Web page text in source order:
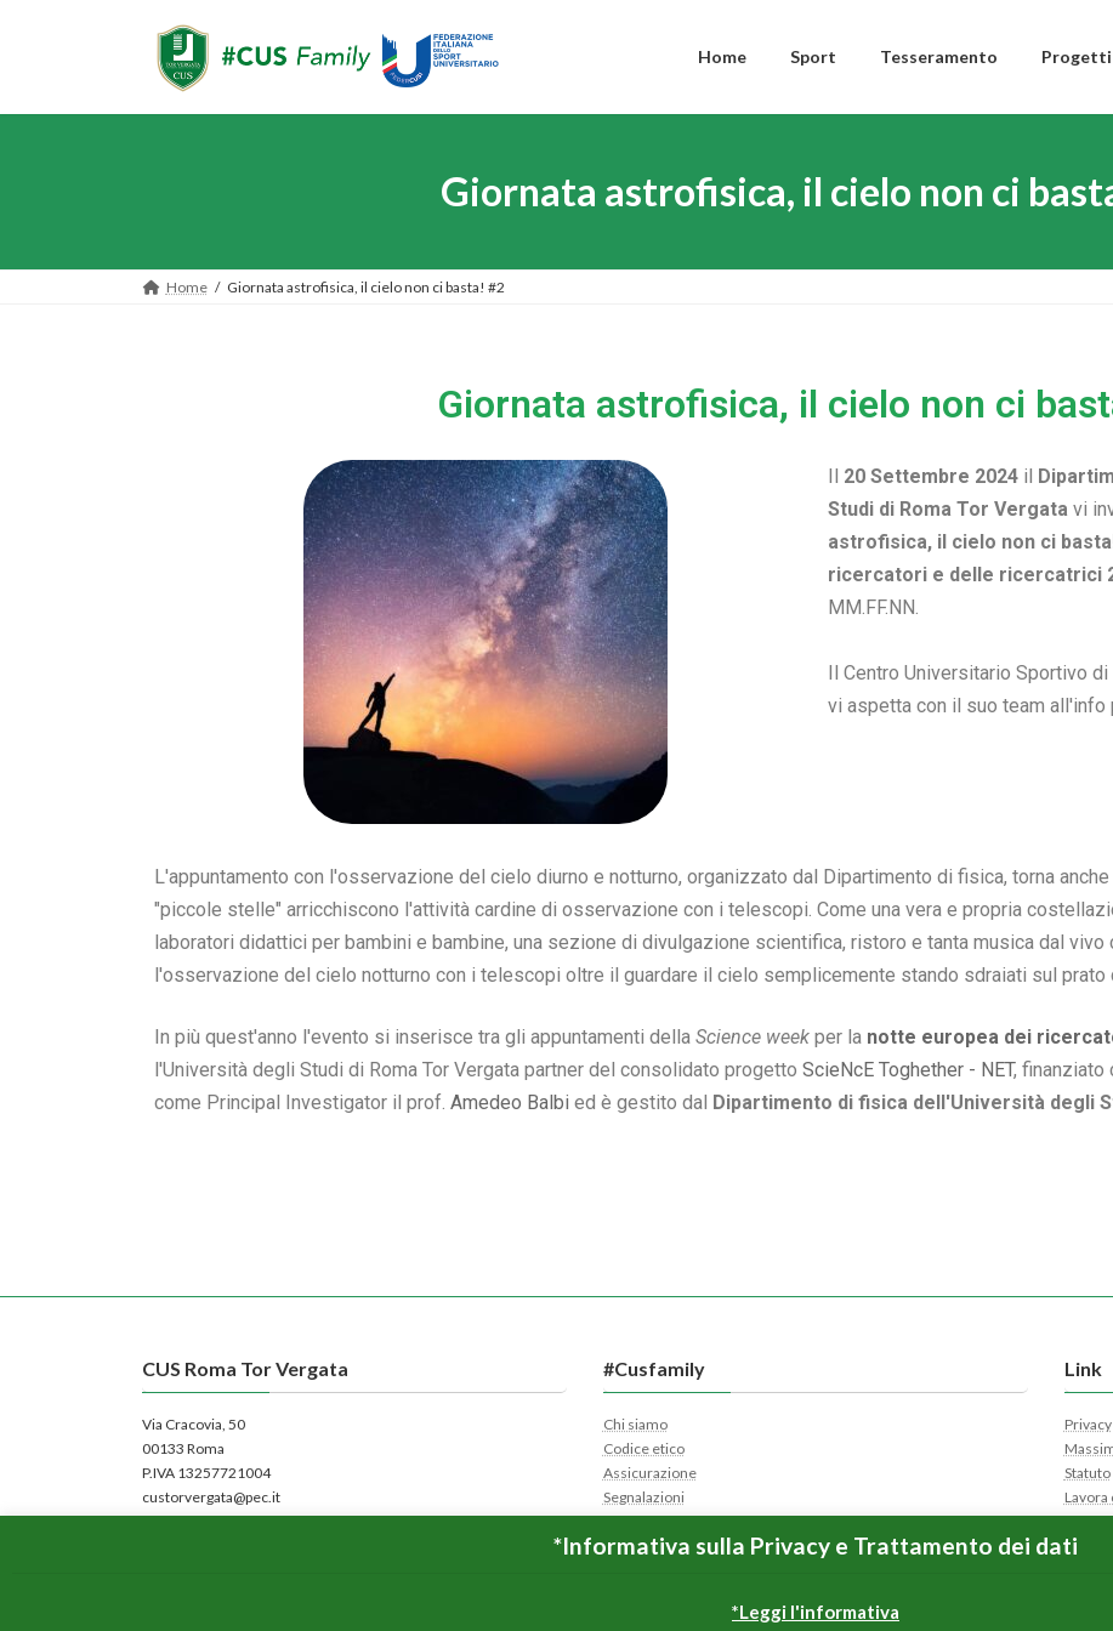
Home Sport Tesseramento Progetti
Giornata astrofisica, il cielo non ci
Home Giornata astrofisica, il cielo non ci basta! #2
Giornata astrofisica, il cielo non ci
Il 20 Settembre 2024 il
Studi di Roma Tor Vergata vi
astrofisica, il cielo non ci
ricercatori e delle ricercatrici
MM.FF.NN.
Il Centro Universitario Sportivo
vi aspetta con il suo team all'info
L'appuntamento con l'osservazione del cielo diurno e notturno, organizzato dal Dipartimento di fisica, torna
"piccole stelle" arricchiscono l'attività cardine di osservazione con i telescopi. Come una vera e propria
laboratori didattici per bambini e bambine, una sezione di divulgazione scientifica, ristoro e tanta musica dal vivo
l'osservazione del cielo notturno con i telescopi oltre il guardare il cielo semplicemente stando sdraiati sul prato
In più quest'anno l'evento si inserisce tra gli appuntamenti della Science week per la notte europea dei
l'Università degli Studi di Roma Tor Vergata partner del consolidato progetto ScieNcE Toghether - NET, finanziato
come Principal Investigator il prof. Amedeo Balbi ed è gestito dal Dipartimento di fisica dell'Università degli
CUS Roma Tor Vergata
Via Cracovia, 50
00133 Roma
P.IVA 13257721004
custorvergata@pec.it
SUBM70N
#Cusfamily
Chi siamo
Codice etico
Assicurazione
Segnalazioni
AiutiAMOci
Link
Privacy
Statuto
Lavora
Sponsor
*Informativa sulla Privacy e Trattamento dei dati
*Leggi l'informativa